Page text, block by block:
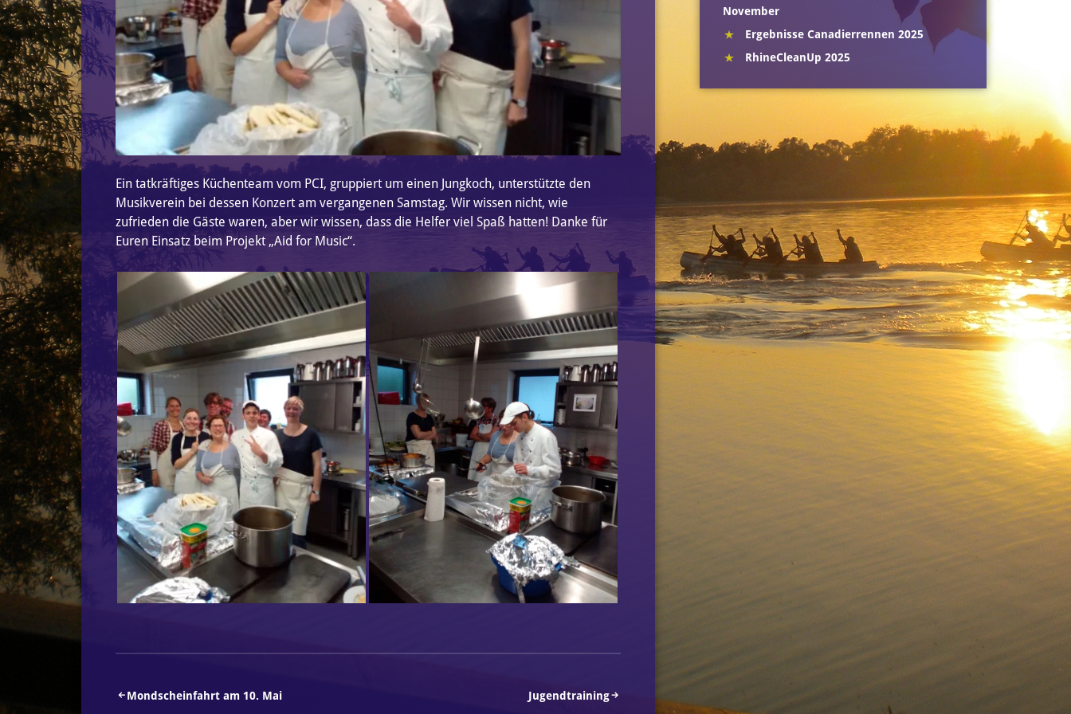
Ein tatkräftiges Küchenteam vom PCI, gruppiert um einen Jungkoch, unterstützte den
Musikverein bei dessen Konzert am vergangenen Samstag.Wir wissen nicht, wie
zufrieden die Gäste waren, aber wir wissen, dass die Helfer viel Spaß hatten! Danke für
Euren Einsatz beim Projekt „Aid for Music“.
Beitragsnavigation
Mondscheinfahrt am 10. Mai Jugendtraining
November
Ergebnisse Canadierrennen 2025
RhineCleanUp 2025